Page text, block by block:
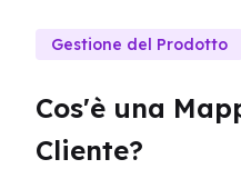
Gestione del Prodotto
Cos'è una
Cliente?